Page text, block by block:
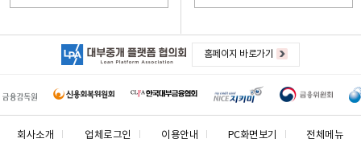
홈페이지 바로가기
회사소개 업체로그인 이용안내 PC화면보기 전체메뉴